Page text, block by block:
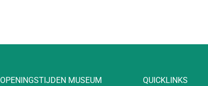
OPENINGSTIJDEN MUSEUM QUICKLINKS